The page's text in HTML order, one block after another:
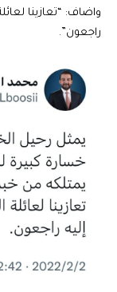
واضاف: “تعازينا
راجعون”.